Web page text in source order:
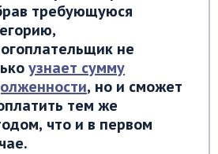
требующуюся
не
узнает сумму
, но и сможет
тем же
что и в первом